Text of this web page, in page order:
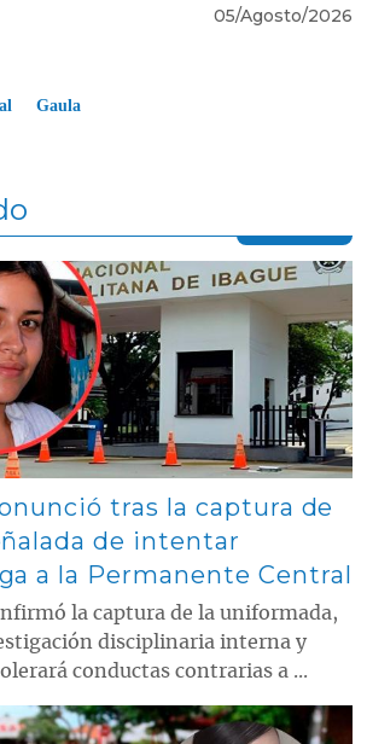
05/Agosto/2026
Gaula
principal
tras la captura de
de intentar
a la Permanente Central
la captura de la uniformada,
disciplinaria interna y
conductas contrarias a ...
principal